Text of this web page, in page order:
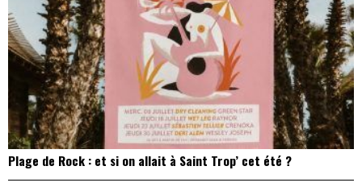
Plage de Rock : et si on allait à Saint Trop’ cet été ?